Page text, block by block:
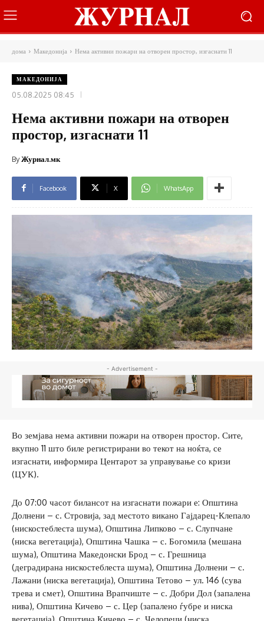
дома Македонија Нема активни пожари на отворен простор, изгаснати 11
МАКЕДОНИЈА
05.08.2025 08:45
Нема активни пожари на отворен
простор, изгаснати 11
ByЖурнал.мк
Facebook X WhatsApp
- Advertisement -
Во земјава нема активни пожари на отворен простор. Сите,
вкупно 11 што биле регистрирани во текот на ноќта, се
изгаснати, информира Центарот за управување со кризи
(ЦУК).
До 07:00 часот билансот на изгаснати пожари е: Општина
Долнени – с. Стровија, зад местото викано Гајдарец-Клепало
(нискостеблеста шума), Општина Липково – с. Слупчане
(ниска вегетација), Општина Чашка – с. Богомила (мешана
шума), Општина Македонски Брод – с. Грешница
(деградирана нискостеблеста шума), Општина Долнени – с.
Лажани (ниска вегетација), Општина Тетово – ул. 146 (сува
трева и смет), Општина Врапчиште – с. Добри Дол (запалена
нива), Општина Кичево – с. Цер (запалено ѓубре и ниска